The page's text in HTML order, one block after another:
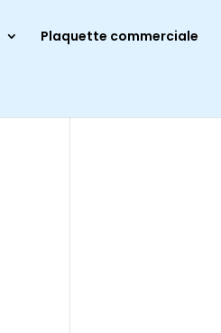
Plaquette commerciale